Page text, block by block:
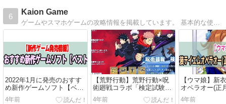
6
Kaion Game
2022年1月に発売のおすす
め新作ゲームソフト【ベス
ト3】
4年前
【荒野行動】荒野行動×呪
術廻戦コラボ「検定試験」
の問題と答え
4年前
【ウマ娘】新
オペラオー(正
価と育成方法
4年前